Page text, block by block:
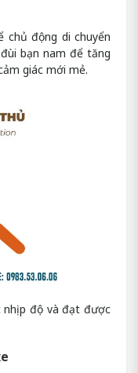
chủ động di chuyển
bạn nam để tăng
giác mới mẻ.
nhịp độ và đạt được